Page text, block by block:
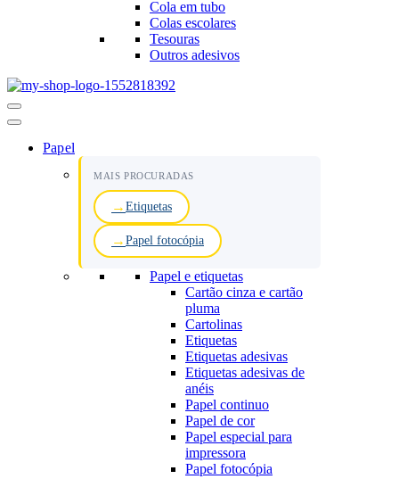
Cola em tubo
Colas escolares
Tesouras
Outros adesivos
Menu
de
navegação
Papel
MAIS PROCURADAS
Etiquetas
Papel fotocópia
Papel e etiquetas
Cartão cinza e cartão
pluma
Cartolinas
Etiquetas
Etiquetas adesivas
Etiquetas adesivas de
anéis
Papel continuo
Papel de cor
Papel especial para
impressora
Papel fotocópia